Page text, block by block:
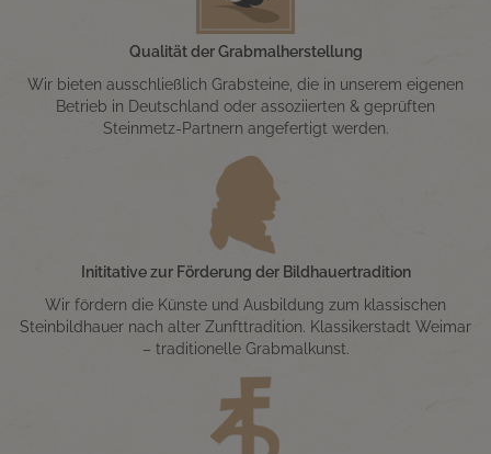
Qualität der Grabmalherstellung
Wir bieten ausschließlich Grabsteine, die in unserem eigenen
Betrieb in Deutschland oder assoziierten & geprüften
Steinmetz-Partnern angefertigt werden.
Inititative zur Förderung der Bildhauertradition
Wir fördern die Künste und Ausbildung zum klassischen
Steinbildhauer nach alter Zunfttradition. Klassikerstadt Weimar
– traditionelle Grabmalkunst.